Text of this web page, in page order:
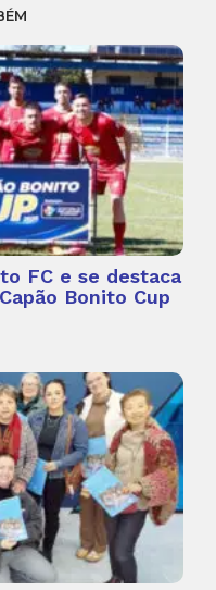
FC e se destaca
Bonito Cup